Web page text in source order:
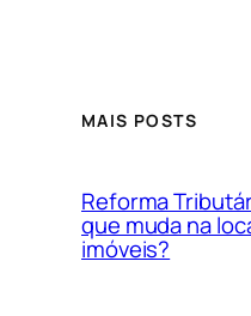
MAIS POSTS
Reforma
que muda na
imóveis?